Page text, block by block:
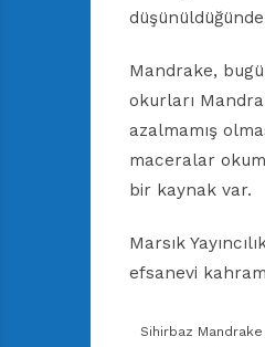
Mandrake,
okurları
azalmamış
maceralar
bir kaynak var.
Marsık
efsanevi
Sihirbaz Mandrake